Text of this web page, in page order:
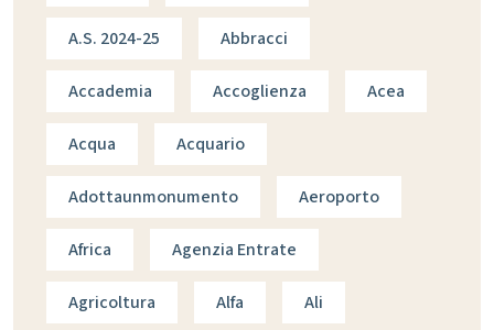
A.s. 2024-25 Abbracci
Accademia Accoglienza Acea
Acqua Acquario
Adottaunmonumento Aeroporto
Africa Agenzia Entrate
Agricoltura Alfa Ali